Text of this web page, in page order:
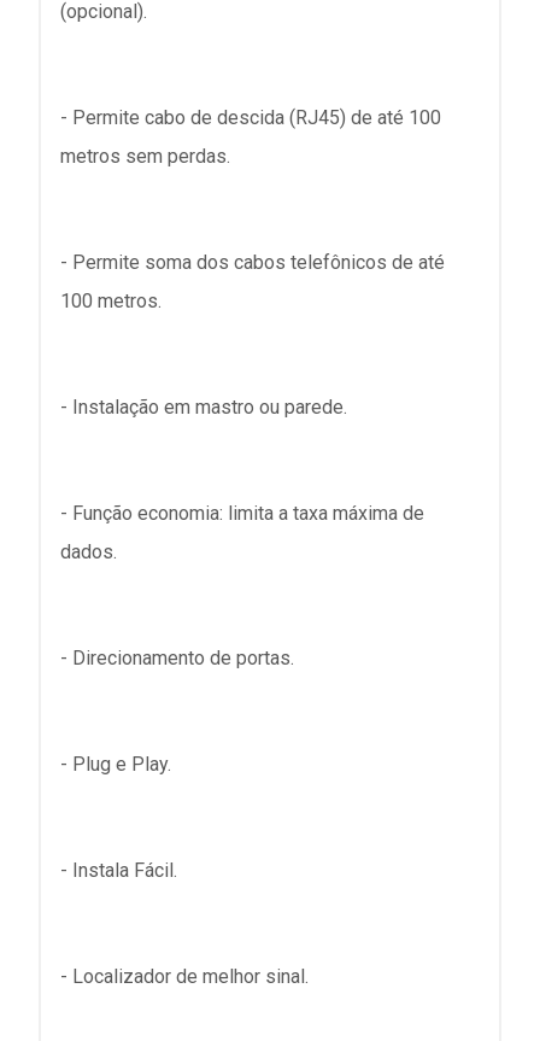
(opcional).
- Permite cabo de descida (RJ45) de até 100
metros sem perdas.
- Permite soma dos cabos telefônicos de até
100 metros.
- Instalação em mastro ou parede.
- Função economia: limita a taxa máxima de
dados.
- Direcionamento de portas.
- Plug e Play.
- Instala Fácil.
- Localizador de melhor sinal.